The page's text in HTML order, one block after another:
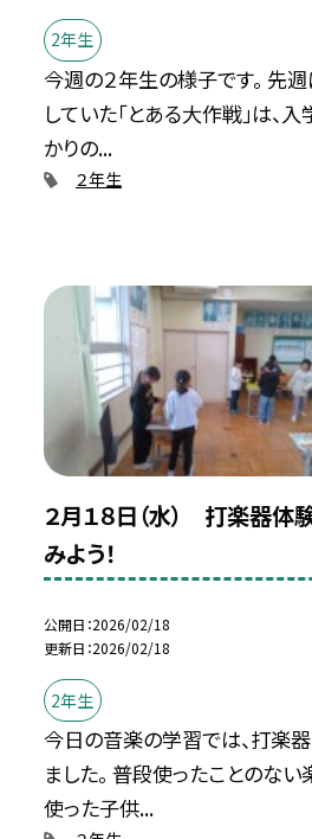
2年生
今週の２年生の様子です。 先
していた「とある大作戦」は、
かりの...
２年生
２月１８日（水） 打楽器体
みよう！
公開日 2026/02/18
更新日 2026/02/18
2年生
今日の音楽の学習では、打楽
ました。 普段使ったことのない
使った子供...